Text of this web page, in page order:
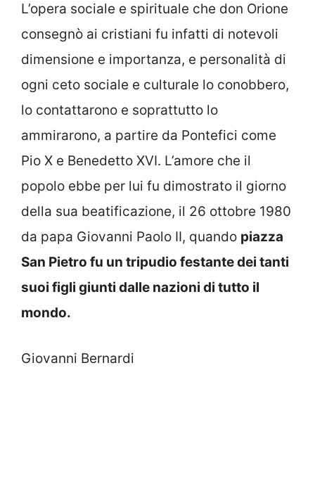
L’opera sociale e spirituale che don Orione
consegnò ai cristiani fu infatti di notevoli
dimensione e importanza, e personalità di
ogni ceto sociale e culturale lo conobbero,
lo contattarono e soprattutto lo
ammirarono, a partire da Pontefici come
Pio X e Benedetto XVI. L’amore che il
popolo ebbe per lui fu dimostrato il giorno
della sua beatificazione, il 26 ottobre 1980
da papa Giovanni Paolo II, quando piazza
San Pietro fu un tripudio festante dei tanti
suoi figli giunti dalle nazioni di tutto il
mondo.
Giovanni Bernardi